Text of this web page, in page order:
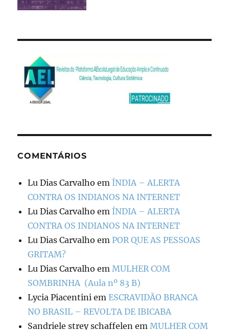
COMENTÁRIOS
Lu Dias Carvalho em ÍNDIA – ALERTA
CONTRA OS INDIANOS NA INTERNET
Lu Dias Carvalho em ÍNDIA – ALERTA
CONTRA OS INDIANOS NA INTERNET
Lu Dias Carvalho em POR QUE AS PESSOAS
GRITAM?
Lu Dias Carvalho em MULHER COM
SOMBRINHA (Aula nº 83 B)
Lycia Piacentini emESCRAVIDÃO BRANCA
NO BRASIL – REVOLTA DE IBICABA
Sandriele strey schaffelen em MULHER COM